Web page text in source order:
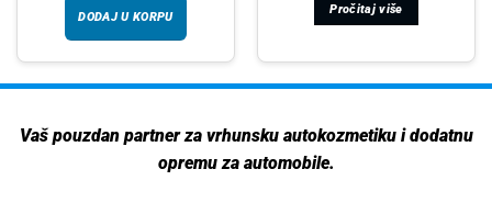
DODAJ U KORPU
Pročitaj više
Vaš pouzdan partner za vrhunsku autokozmetiku i dodatnu
opremu za automobile.